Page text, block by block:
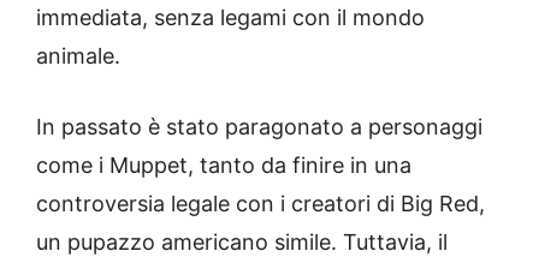
immediata, senza legami con il mondo
animale.
In passato è stato paragonato a personaggi
come i Muppet, tanto da finire in una
controversia legale con i creatori di Big Red,
un pupazzo americano simile. Tuttavia, il